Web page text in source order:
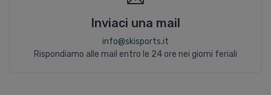
Inviaci una mail
info@skisports.it
Rispondiamo alle mail entro le 24 ore nei giorni feriali